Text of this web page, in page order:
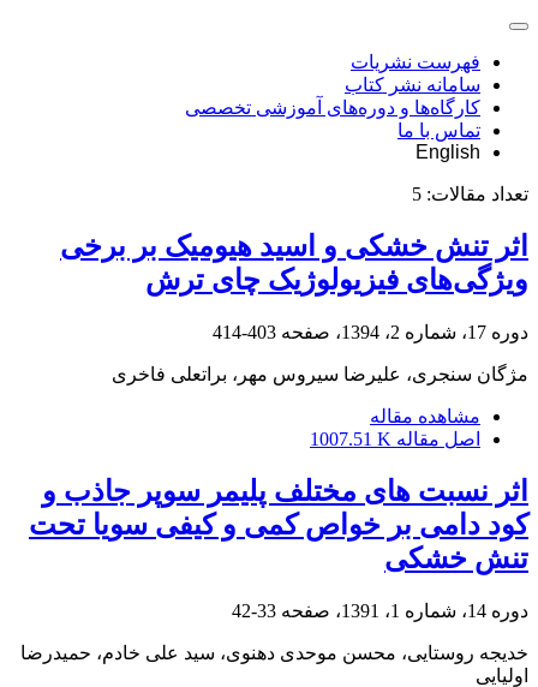
فهرست نشریات
سامانه نشر کتاب
کارگاه‌ها و دوره‌های آموزشی تخصصی
تماس با ما
English
تعداد مقالات: 5
اثر تنش خشکی و اسید هیومیک بر برخی
ویژگی‌های فیزیولوژیک چای ترش
دوره 17، شماره 2، 1394، صفحه 403-414
مژگان سنجری، علیرضا سیروس مهر، براتعلی فاخری
مشاهده مقاله
اصل مقاله 1007.51 K
اثر نسبت های مختلف پلیمر سوپر جاذب و
کود دامی بر خواص کمی و کیفی سویا تحت
تنش خشکی
دوره 14، شماره 1، 1391، صفحه 33-42
خدیجه روستایی، محسن موحدی دهنوی، سید علی خادم، حمیدرضا
اولیایی